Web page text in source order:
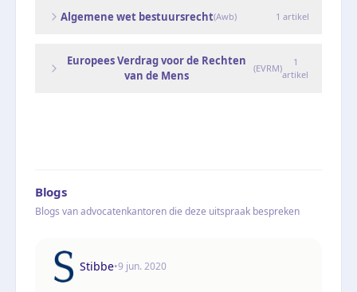
Algemene wet bestuursrecht(Awb) 1 artikel
Europees Verdrag voor de Rechten
van de Mens
(EVRM)
1
artikel
Blogs
Blogs van advocatenkantoren die deze uitspraak bespreken
Stibbe•9 jun. 2020